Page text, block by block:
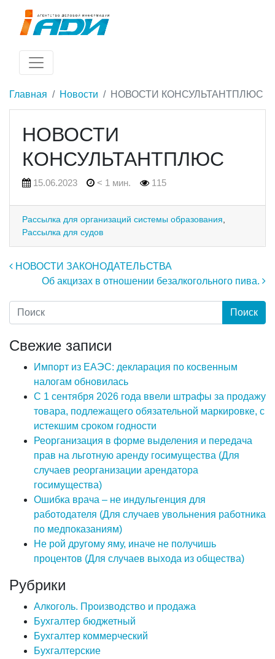
Главная Новости НОВОСТИ КОНСУЛЬТАНТПЛЮС
НОВОСТИ
КОНСУЛЬТАНТПЛЮС
15.06.2023 < 1 мин. 115
Рассылка для организаций системы образования
Рассылка для судов
Навигация по записям
НОВОСТИ ЗАКОНОДАТЕЛЬСТВА
Об акцизах в отношении безалкогольного пива.
Свежие записи
Импорт из ЕАЭС: декларация по косвенным
налогам обновилась
С 1 сентября 2026 года ввели штрафы за продажу
товара, подлежащего обязательной маркировке, с
истекшим сроком годности
Реорганизация в форме выделения и передача
прав на льготную аренду госимущества (Для
случаев реорганизации арендатора
госимущества)
Ошибка врача – не индульгенция для
работодателя (Для случаев увольнения работника
по медпоказаниям)
Не рой другому яму, иначе не получишь
процентов (Для случаев выхода из общества)
Рубрики
Алкоголь. Производство и продажа
Бухгалтер бюджетный
Бухгалтер коммерческий
Бухгалтерские